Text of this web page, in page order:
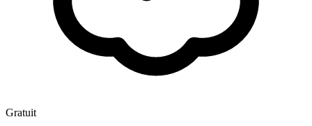
Gratuit